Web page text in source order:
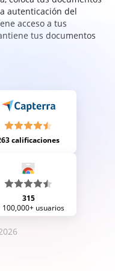
autenticación del
acceso a tus
tus documentos
calificaciones
315
100,000+ usuarios